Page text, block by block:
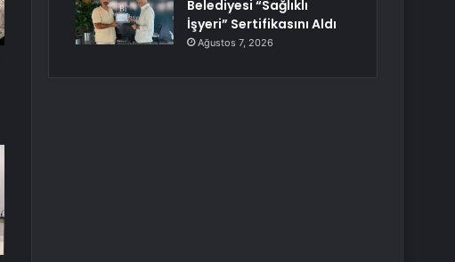
Belediyesi “Sağlıklı
İşyeri” Sertifikasını Aldı
Ağustos 7, 2026